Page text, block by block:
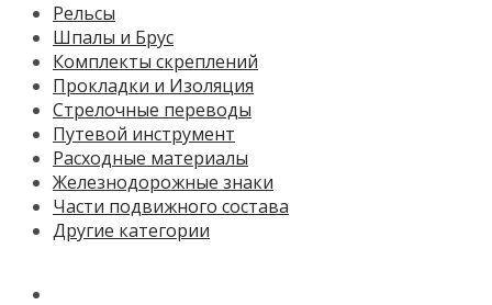
Рельсы
Шпалы и Брус
Комплекты скреплений
Прокладки и Изоляция
Стрелочные переводы
Путевой инструмент
Расходные материалы
Железнодорожные знаки
Части подвижного состава
Другие категории